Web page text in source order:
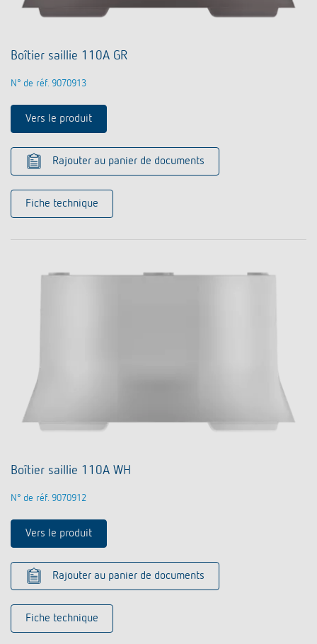
Boîtier saillie 110A GR
N° de réf. 9070913
Vers le produit
Rajouter au panier de documents
Fiche technique
Boîtier saillie 110A WH
N° de réf. 9070912
Vers le produit
Rajouter au panier de documents
Fiche technique